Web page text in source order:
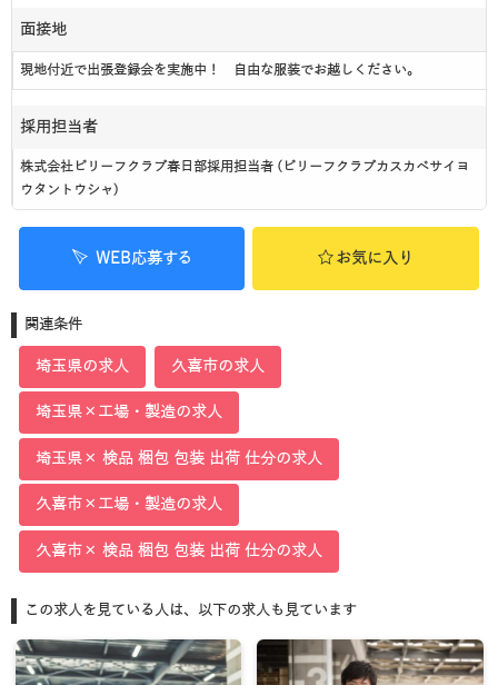
面接地
現地付近で出張登録会を実施中！ 自由な服装でお越しください。
採用担当者
株式会社ビリーフクラブ春日部採用担当者 (ビリーフクラブカスカベサイヨ
ウタントウシャ)
WEB応募する お気に入り
関連条件
埼玉県の求人 久喜市の求人
埼玉県×工場・製造の求人
埼玉県× 検品 梱包 包装 出荷 仕分の求人
久喜市×工場・製造の求人
久喜市× 検品 梱包 包装 出荷 仕分の求人
この求人を見ている人は、以下の求人も見ています